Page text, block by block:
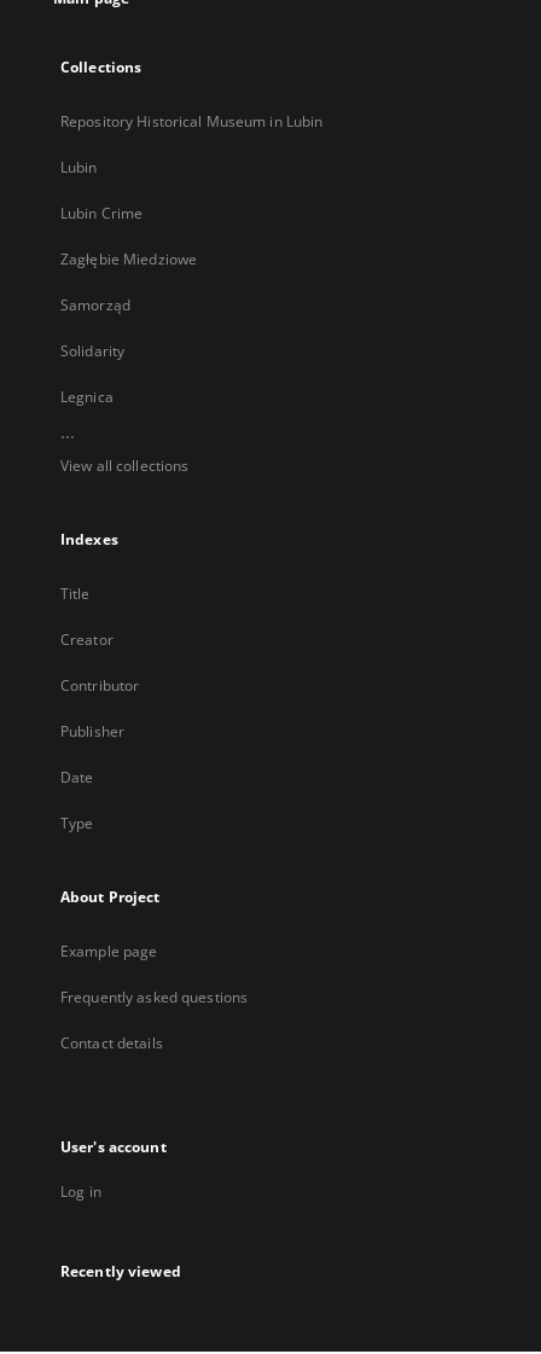
Collections
Repository Historical Museum in Lubin
Lubin
Lubin Crime
Zagłębie Miedziowe
Samorząd
Solidarity
Legnica
...
View all collections
Indexes
Title
Creator
Contributor
Publisher
Date
Type
About Project
Example page
Frequently asked questions
Contact details
User's account
Log in
Recently viewed